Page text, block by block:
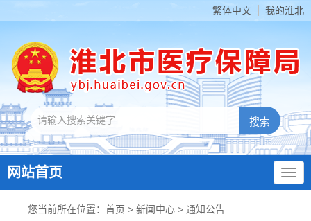
繁体中文 我的淮北
网站首页
您当前所在位置： 首页 > 新闻中心 > 通知公告